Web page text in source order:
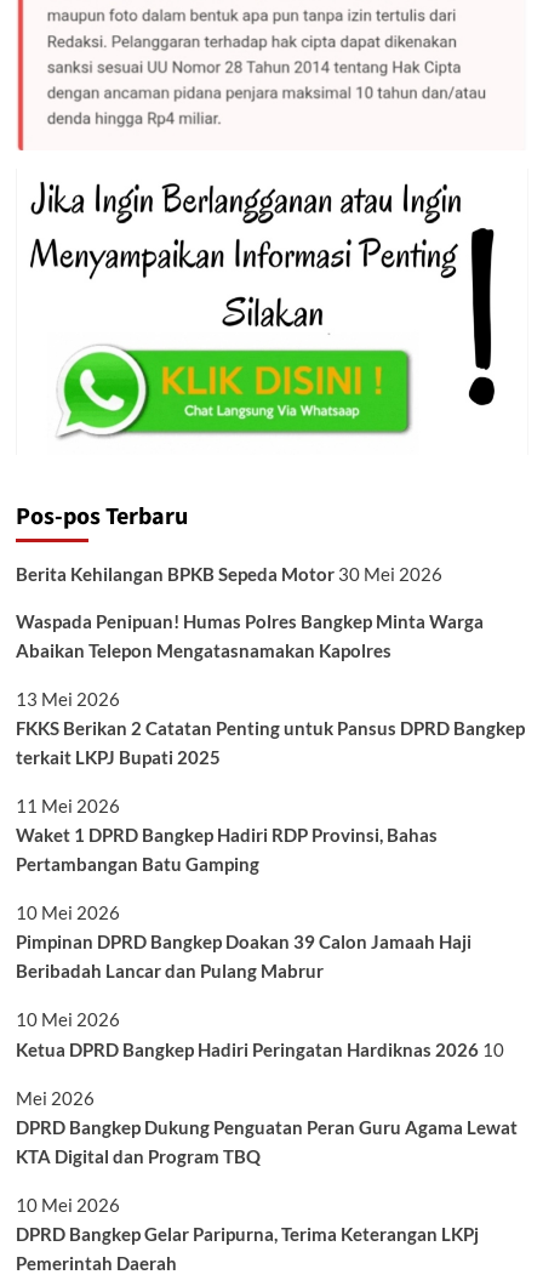
Pos-pos Terbaru
Berita Kehilangan BPKB Sepeda Motor 30 Mei 2026
Waspada Penipuan! Humas Polres Bangkep Minta Warga
Abaikan Telepon Mengatasnamakan Kapolres
13 Mei 2026
FKKS Berikan 2 Catatan Penting untuk Pansus DPRD Bangkep
terkait LKPJ Bupati 2025
11 Mei 2026
Waket 1 DPRD Bangkep Hadiri RDP Provinsi, Bahas
Pertambangan Batu Gamping
10 Mei 2026
Pimpinan DPRD Bangkep Doakan 39 Calon Jamaah Haji
Beribadah Lancar dan Pulang Mabrur
10 Mei 2026
Ketua DPRD Bangkep Hadiri Peringatan Hardiknas 2026 10
Mei 2026
DPRD Bangkep Dukung Penguatan Peran Guru Agama Lewat
KTA Digital dan Program TBQ
10 Mei 2026
DPRD Bangkep Gelar Paripurna, Terima Keterangan LKPj
Pemerintah Daerah